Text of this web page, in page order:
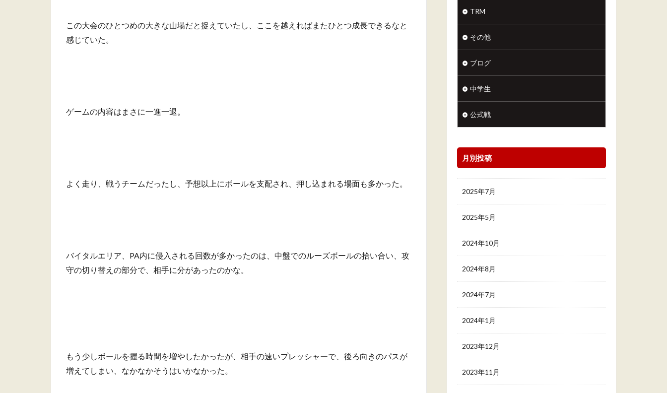
この大会のひとつめの大きな山場だと捉えていたし、ここを越えればまたひとつ成長できるなと
感じていた。
ゲームの内容はまさに一進一退。
よく走り、戦うチームだったし、予想以上にボールを支配され、押し込まれる場面も多かった。
バイタルエリア、PA内に侵入される回数が多かったのは、中盤でのルーズボールの拾い合い、攻
守の切り替えの部分で、相手に分があったのかな。
もう少しボールを握る時間を増やしたかったが、相手の速いプレッシャーで、後ろ向きのパスが
増えてしまい、なかなかそうはいかなかった。
TRM
その他
ブログ
中学生
公式戦
月別投稿
2025年7月
2025年5月
2024年10月
2024年8月
2024年7月
2024年1月
2023年12月
2023年11月